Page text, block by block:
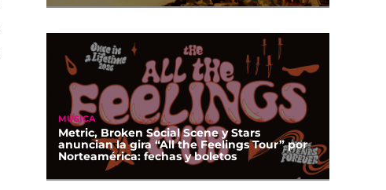
MÚSICA
Metric, Broken Social Scene y Stars
anuncian la gira “All the Feelings Tour” por
Norteamérica: fechas y boletos